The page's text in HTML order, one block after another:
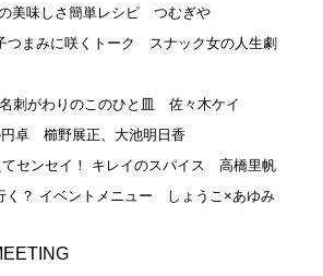
美味しさ簡単レシピ つむぎや
つまみに咲くトーク スナック女の人生劇
刺がわりのこのひと皿 佐々木ケイ
卓 櫛野展正、大池明日香
てセンセイ！ キレイのスパイス 高橋里帆
く？ イベントメニュー しょうこ×あゆみ